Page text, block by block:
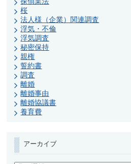
桜
法人様（企業）関連調査
浮気・不倫
浮気調査
秘密保持
親権
誓約書
調査
離婚
離婚事由
離婚協議書
養育費
アーカイブ